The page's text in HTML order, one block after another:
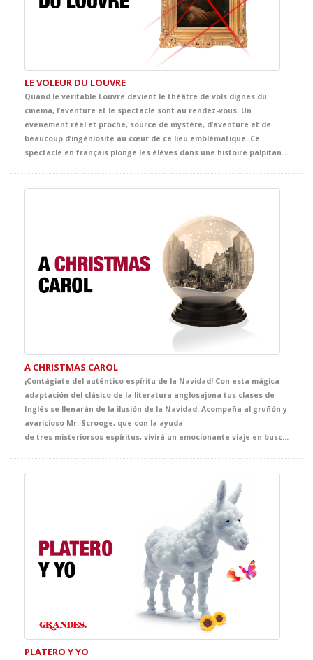
LE VOLEUR DU LOUVRE
Quand le véritable Louvre devient le théâtre de vols dignes du
cinéma, l’aventure et le spectacle sont au rendez-vous. Un
événement réel et proche, source de mystère, d’aventure et de
beaucoup d’ingéniosité au cœur de ce lieu emblématique. Ce
spectacle en français plonge les élèves dans une histoire palpitante d’énigmes, de poursuites, d’humour et de suspects inattendus. Entre œuvres d’art, indices cachés et rebondissements surprenants, la scène se transforme en une grande aventure policière, digne de Tintin lui-même, pleine de rythme et d’émotion.
A CHRISTMAS CAROL
¡Contágiate del auténtico espíritu de la Navidad! Con esta mágica
adaptación del clásico de la literatura anglosajona tus clases de
Inglés se llenarán de la ilusión de la Navidad. Acompaña al gruñón y
avaricioso Mr. Scrooge, que con la ayuda
de tres misteriorsos espíritus, vivirá un emocionante viaje en busca del auténtico sentido de la Navidad. El clásico más representado de Dickens se convertirá en la propuesta infalible de tus clases de Inglés y, sin duda, en el mejor regalo que no puede faltar en vuestra agenda de actividades navideñas.
PLATERO Y YO